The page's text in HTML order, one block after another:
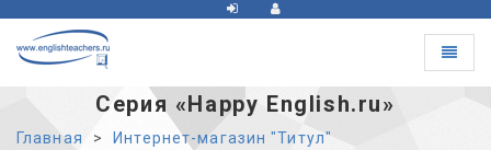
Toggle
Серия «Happy English.ru»
Главная
Интернет-магазин "Титул"